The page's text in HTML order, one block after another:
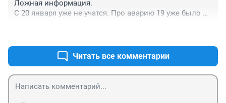
Ложная информация.
С 20 января уже не учатся. Про аварию 19 уже было
Читать все комментарии